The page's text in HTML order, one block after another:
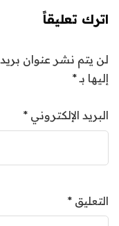
اترك تعليقاً
لن يتم نشر عنوان
إليها بـ*
البريد الإلكتروني *
التعليق *